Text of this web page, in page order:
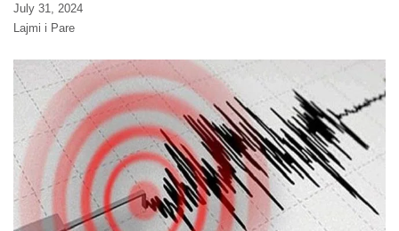
July 31, 2024
Lajmi i Pare